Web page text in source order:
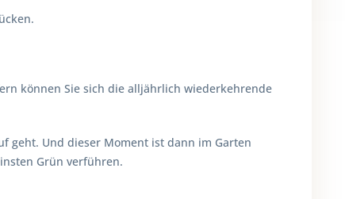
können Sie sich die alljährlich wiederkehrende
geht. Und dieser Moment ist dann im Garten
Grün verführen.